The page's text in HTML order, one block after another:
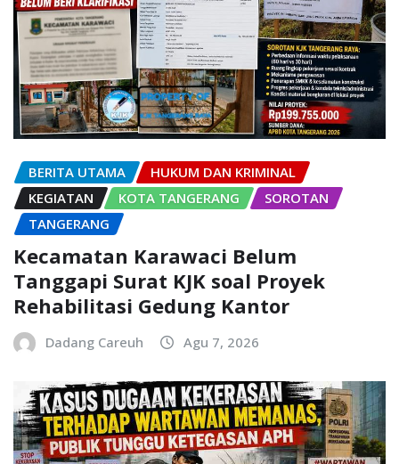
BERITA UTAMA
HUKUM DAN KRIMINAL
KEGIATAN
KOTA TANGERANG
SOROTAN
TANGERANG
Kecamatan Karawaci Belum
Tanggapi Surat KJK soal Proyek
Rehabilitasi Gedung Kantor
Dadang Careuh Agu 7, 2026